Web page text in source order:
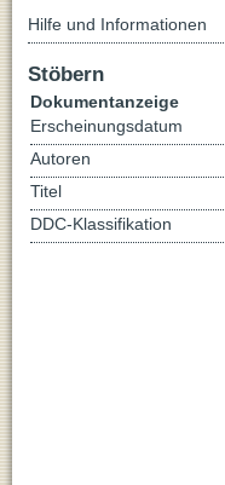
Hilfe und Informationen
Stöbern
Dokumentanzeige
Erscheinungsdatum
Autoren
Titel
DDC-Klassifikation